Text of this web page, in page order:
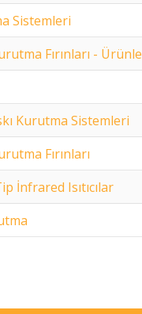
Sistemleri
Fırınları -
Kurutma Sistemleri
Fırınları
İnfrared Isıtıcılar